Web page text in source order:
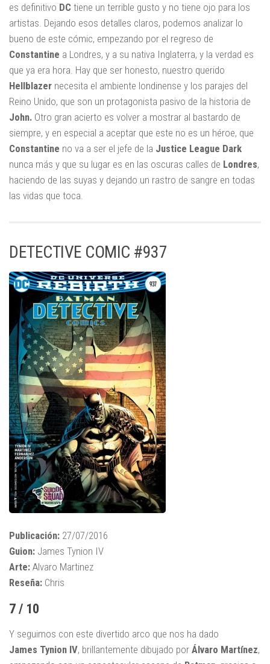
es definitivo DC tiene un terrible gusto y no tiene ojo para los
artistas. Dejando esos detalles claros, podemos analizar lo
bueno de este cómic, empezando por el regreso de
Constantine a Londres, y a su nativa Inglaterra, y la verdad es
que ya era hora. Hay que ser honesto, nuestro querido
Hellblazer necesita el ambiente londinense y los parajes del
Reino Unido, que son un protagonista pasivo de la historia de
John. Otro gran acierto es volver a mostrar al bastardo de
siempre, y en especial a aceptar que este no es un héroe, que
Constantine no va a ser el jefe de la Justice League Dark
nunca más y que su lugar es en las oscuras calles de Londres,
haciendo de las suyas y dejando un rastro de sangre en todas
las vidas que toca.
DETECTIVE COMIC #937
Publicación: 27/07/2016
Guion: James Tynion IV
Arte: Alvaro Martinez
Reseña: Chris
7 / 10
Y seguimos con este divertido arco que nos ha dado
James Tynion IV, brillantemente dibujado por Álvaro Martínez,